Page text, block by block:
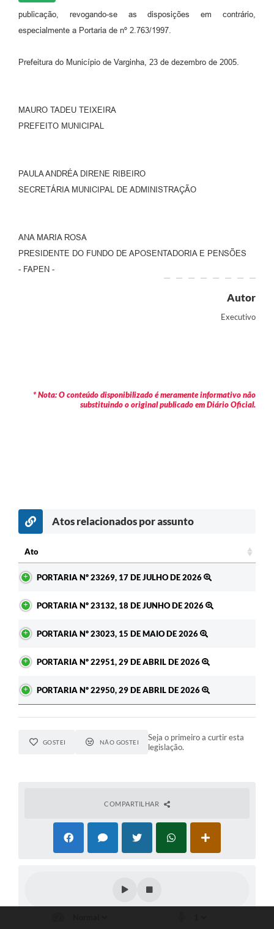
publicação, revogando-se as disposições em contrário,
especialmente a Portaria de nº 2.763/1997.
Prefeitura do Município de Varginha, 23 de dezembro de 2005.
MAURO TADEU TEIXEIRA
PREFEITO MUNICIPAL
PAULA ANDRÉA DIRENE RIBEIRO
SECRETÁRIA MUNICIPAL DE ADMINISTRAÇÃO
ANA MARIA ROSA
PRESIDENTE DO FUNDO DE APOSENTADORIA E PENSÕES
- FAPEN -
Autor
Executivo
* Nota: O conteúdo disponibilizado é meramente informativo não
substituindo o original publicado em Diário Oficial.
Atos relacionados por assunto
Ato
PORTARIA Nº 23269, 17 DE JULHO DE 2026
PORTARIA Nº 23132, 18 DE JUNHO DE 2026
PORTARIA Nº 23023, 15 DE MAIO DE 2026
PORTARIA Nº 22951, 29 DE ABRIL DE 2026
PORTARIA Nº 22950, 29 DE ABRIL DE 2026
GOSTEI NÃO GOSTEI
Seja o primeiro a curtir esta
legislação.
COMPARTILHAR